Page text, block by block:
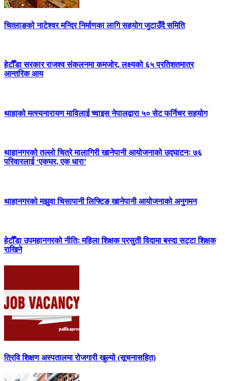
चित्लाङको नाटेश्वर मन्दिर निर्माणका लागि सहयोग जुटाउँदै समिति
हेटौँडा सरकार राजश्व संकलनमा कमजोर, लक्ष्यको ६५ प्रतिशतमात्र
आन्तरिक आय
थाहाको मत्स्यनारायण माविलाई च्वाइस नेपालद्वारा ५० सेट फर्निचर सहयोग
थाहानगरको तल्लो चित्रे मालागिरी खानेपानी आयोजनाको उद्घाटनः ७६
परिवारलाई ‘एकघर, एक धारा’
थाहानगरको मझुवा चिसापानी लिफ्टिङ खानेपानी आयोजनाको अनुगमन
हेटौँडा उपमहानगरको नीतिः महिला शिक्षक प्रसुती विदामा बस्दा सट्टा शिक्षक
राखिने
त्रिवि शिक्षण अस्पतालमा रोजगारी खुल्यो (सूचनासहित)